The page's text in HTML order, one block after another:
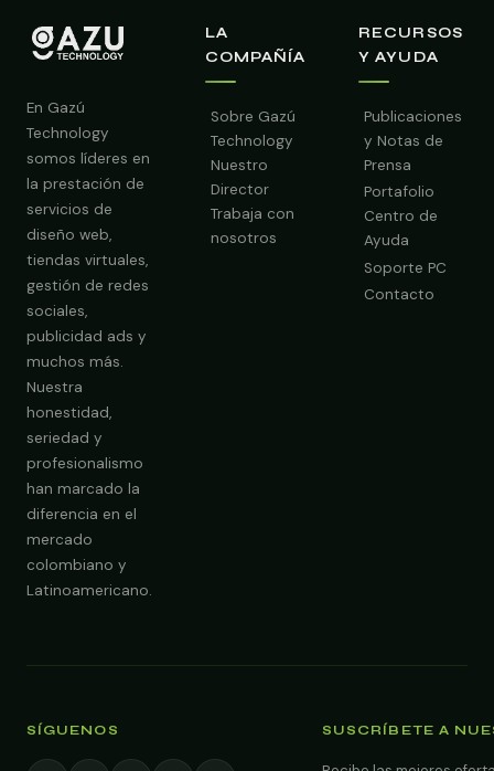
En Gazú
Technology
somos líderes en
la prestación de
servicios de
diseño web,
tiendas virtuales,
gestión de redes
sociales,
publicidad ads y
muchos más.
Nuestra
honestidad,
seriedad y
profesionalismo
han marcado la
diferencia en el
mercado
colombiano y
Latinoamericano.
LA
COMPAÑÍA
Sobre Gazú
Technology
Nuestro
Director
Trabaja con
nosotros
RECURSOS
Y AYUDA
Publicaciones
y Notas de
Prensa
Portafolio
Centro de
Ayuda
Soporte PC
Contacto
SÍGUENOS SUSCRÍBETE A